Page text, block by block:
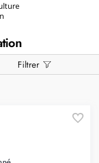
Filtrer